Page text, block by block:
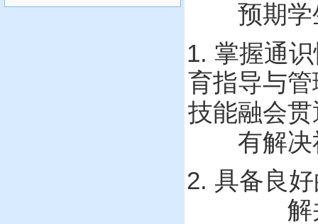
预期
1. 掌握通
育指导与
技能融会贯
有解
2. 具备良
解